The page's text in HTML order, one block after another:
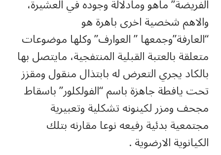
الفريضة” ماهو ومادلالة وجوده في العشيرة،
والاهم شخصية اخرى باهرة هو
“العارفة”وجمعها ” العوارف” وكلها موضوعات
متعلقة بالعتبة القبلية المنتفجية، مايتصل بها
بالكاد يجري التعرض له بابتذال منقول ومقزز
تحت يافطة جاهزة باسم “الفولكلور” باسقاط
مجحف ومزر لكينونه تشكلية وتعبيرية
مجتمعية بدئية رفيعه نوعا مقارنه بتلك
الكيانوية الارضوية .